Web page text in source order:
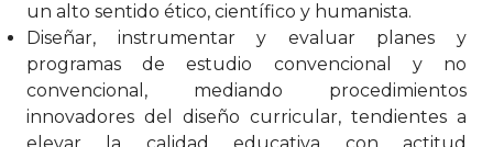
un alto sentido ético, científico y humanista.
Diseñar, instrumentar y evaluar planes y
programas de estudio convencional y no
convencional, mediando procedimientos
innovadores del diseño curricular, tendientes a